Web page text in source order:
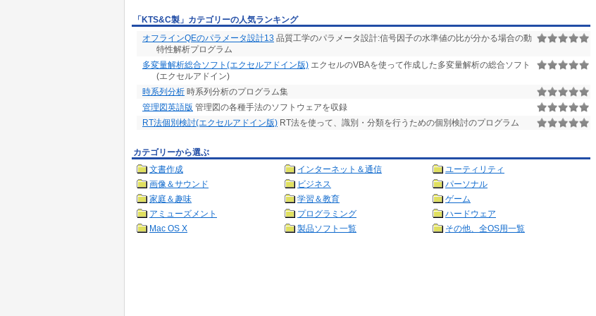
「KTS&C製」カテゴリーの人気ランキング
オフラインQEのパラメータ設計13 品質工学のパラメータ設計:信号因子の水準値の比が分かる場合の動
特性解析プログラム
多変量解析総合ソフト(エクセルアドイン版) エクセルのVBAを使って作成した多変量解析の総合ソフト
(エクセルアドイン)
時系列分析 時系列分析のプログラム集
管理図英語版 管理図の各種手法のソフトウェアを収録
RT法個別検討(エクセルアドイン版) RT法を使って、識別・分類を行うための個別検討のプログラム
カテゴリーから選ぶ
文書作成
インターネット＆通信
ユーティリティ
画像＆サウンド
ビジネス
パーソナル
家庭＆趣味
学習＆教育
ゲーム
アミューズメント
プログラミング
ハードウェア
Mac OS X
製品ソフト一覧 その他、全OS用一覧